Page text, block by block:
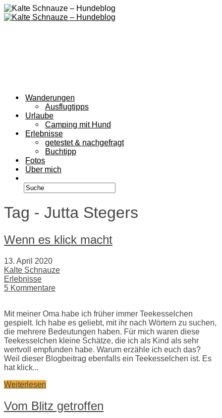
Wanderungen
Ausflugtipps
Urlaube
Camping mit Hund
Erlebnisse
getestet & nachgefragt
Buchtipp
Fotos
Über mich
Tag - Jutta Stegers
Wenn es klick macht
13. April 2020
Kalte Schnauze
Erlebnisse
5 Kommentare
Mit meiner Oma habe ich früher immer Teekesselchen
gespielt. Ich habe es geliebt, mit ihr nach Wörtern zu suchen,
die mehrere Bedeutungen haben. Für mich waren diese
Teekesselchen kleine Schätze, die ich als Kind als sehr
wertvoll empfunden habe. Warum erzähle ich euch das?
Weil dieser Blogbeitrag ebenfalls ein Teekesselchen ist. Es
hat klick...
Weiterlesen
Vom Blitz getroffen